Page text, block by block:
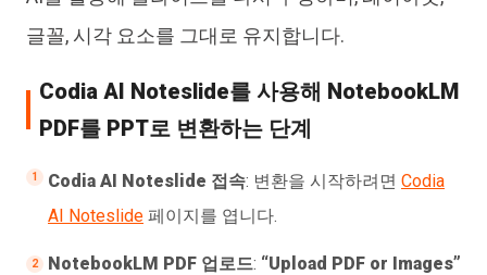
글꼴, 시각 요소를 그대로 유지합니다.
Codia AI Noteslide를 사용해 NotebookLM
PDF를 PPT로 변환하는 단계
Codia AI Noteslide 접속: 변환을 시작하려면 Codia
AI Noteslide 페이지를 엽니다.
NotebookLM PDF 업로드: “Upload PDF or Images”